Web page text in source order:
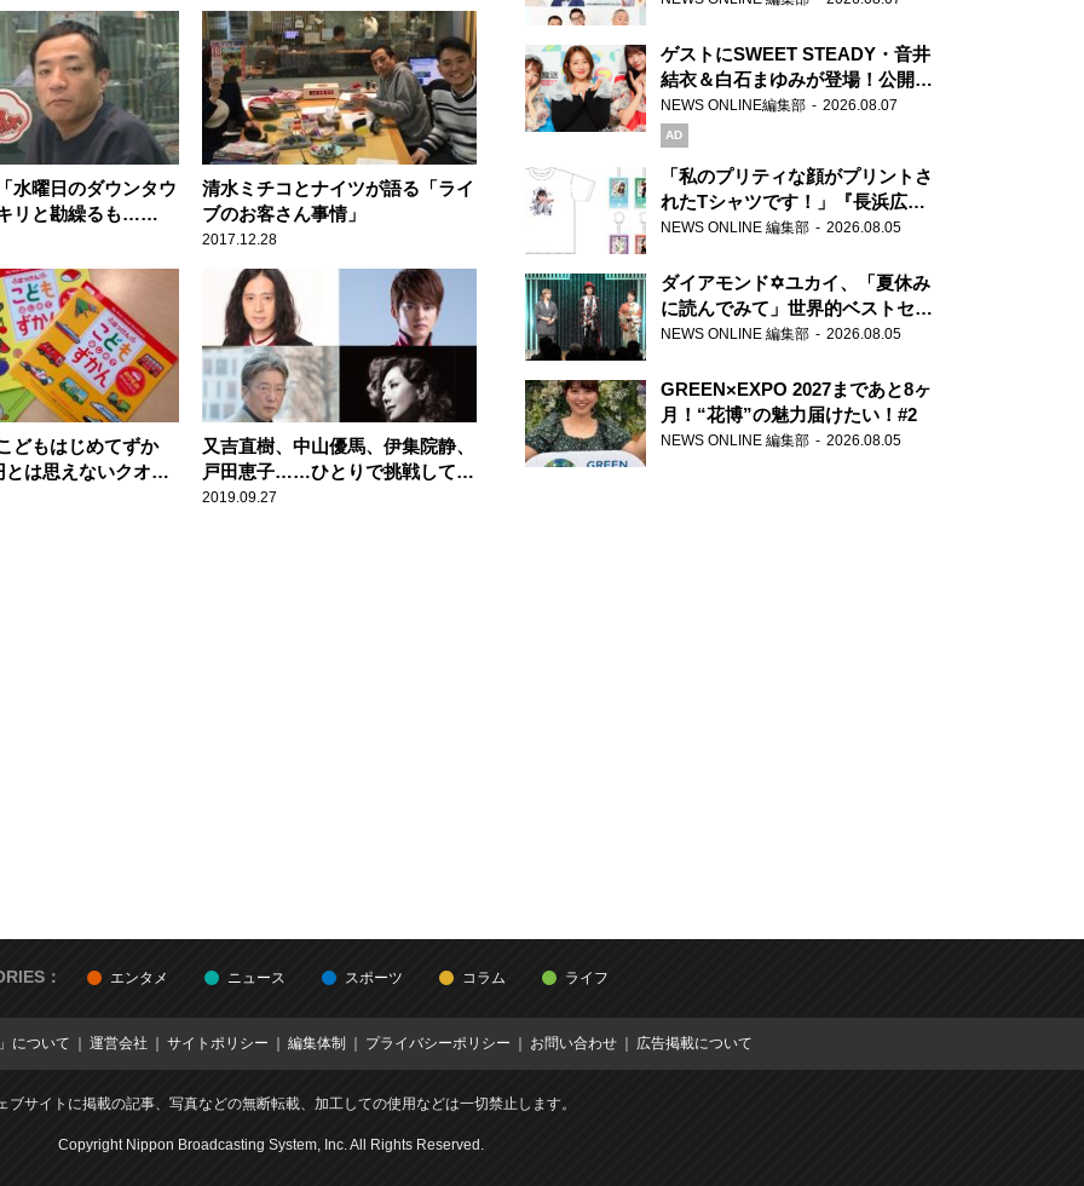
曜日のダウンタウ
リと勘繰るも……
清水ミチコとナイツが語る「ライ
ブのお客さん事情」
2017.12.28
どもはじめてずか
は思えないクオリ
又吉直樹、中山優馬、伊集院静、
戸田恵子……ひとりで挑戦してい
るゲストが大集合！
2019.09.27
ゲストにSWEET STEADY・音井
結衣＆白石まゆみが登場！公開収
録で素顔全開！
NEWS ONLINE編集部 2026.08.07
AD
「私のプリティな顔がプリントさ
れたTシャツです！」『長浜広奈
天下無双』初の番組グッズ発売
NEWS ONLINE 編集部 2026.08.05
ダイアモンド✡ユカイ、「夏休み
に読んでみて」世界的ベストセラ
ー『アナスタシア』を紹介
NEWS ONLINE 編集部 2026.08.05
GREEN×EXPO 2027まであと8ヶ
月！“花博”の魅力届けたい！#2
NEWS ONLINE 編集部 2026.08.05
： エンタメ ニュース スポーツ コラム ライフ
について 運営会社 サイトポリシー 編集体制 プライバシーポリシー お問い合わせ 広告掲載について
ブサイトに掲載の記事、写真などの無断転載、加工しての使用などは一切禁止します。
Copyright Nippon Broadcasting System, Inc. All Rights Reserved.